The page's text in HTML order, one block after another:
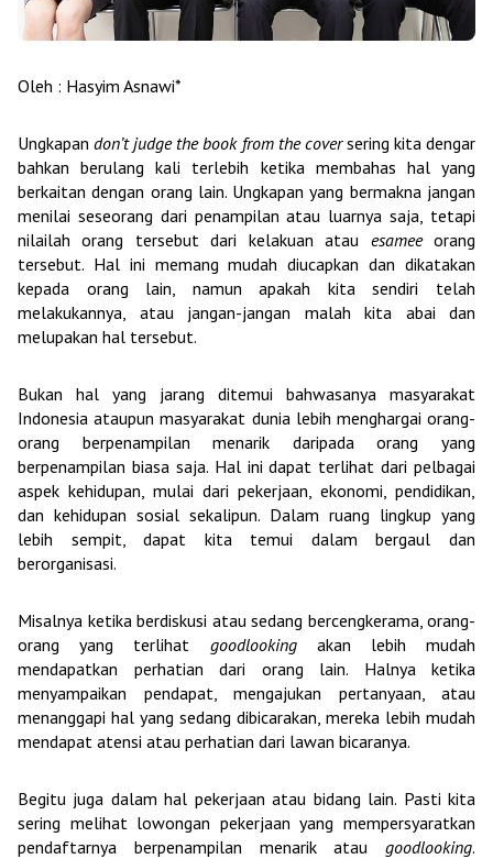
Oleh : Hasyim Asnawi*
Ungkapandon’tjudge the book from the coversering kita dengar
bahkan berulang kali terlebih ketika membahas hal yang
berkaitan dengan orang lain. Ungkapan yang bermakna jangan
menilai seseorang dari penampilan atau luarnya saja, tetapi
nilailah orang tersebut dari kelakuan atau esameeorang
tersebut. Hal ini memang mudah diucapkan dan dikatakan
kepada orang lain, namun apakah kita sendiri telah
melakukannya, atau jangan-jangan malah kita abai dan
melupakan hal tersebut.
Bukan hal yang jarang ditemui bahwasanya masyarakat
Indonesia ataupun masyarakat dunia lebih menghargai orang-
orang berpenampilan menarik daripada orang yang
berpenampilan biasa saja. Hal ini dapat terlihat dari pelbagai
aspek kehidupan, mulai dari pekerjaan, ekonomi, pendidikan,
dan kehidupan sosial sekalipun. Dalam ruang lingkup yang
lebih sempit, dapat kita temui dalam bergaul dan
berorganisasi.
Misalnya ketika berdiskusi atau sedang bercengkerama, orang-
orang yang terlihat goodlookingakan lebih mudah
mendapatkan perhatian dari orang lain. Halnya ketika
menyampaikan pendapat, mengajukan pertanyaan, atau
menanggapi hal yang sedang dibicarakan, mereka lebih mudah
mendapat atensi atau perhatian dari lawan bicaranya.
Begitu juga dalam hal pekerjaan atau bidang lain. Pasti kita
sering melihat lowongan pekerjaan yang mempersyaratkan
pendaftarnya berpenampilan menarik atau goodlooking.